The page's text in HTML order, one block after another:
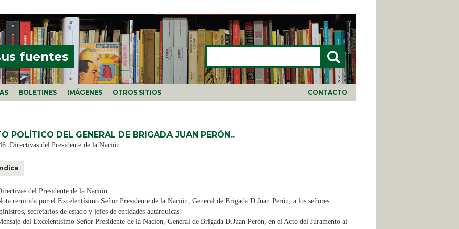
fuentes
Buscar
BOLETINES IMÁGENES OTROS SITIOS CONTACTO
POLÍTICO DEL GENERAL DE BRIGADA JUAN PERÓN..
Directivas del Presidente de la Nación.
del Presidente de la Nación
remitida por el Excelentísimo Señor Presidente de la Nación, General de Brigada D.Juan Perón, a los señores
secretarios de estado y jefes de entidades autárquicas.
del Excelentísimo Señor Presidente de la Nación, General de Brigada D.Juan Perón, en el Acto del Juramento al